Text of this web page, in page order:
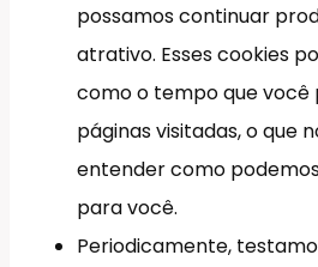
possamos continuar
atrativo. Esses cookies
como o tempo que você
páginas visitadas, o que
entender como
para você.
Periodicamente,